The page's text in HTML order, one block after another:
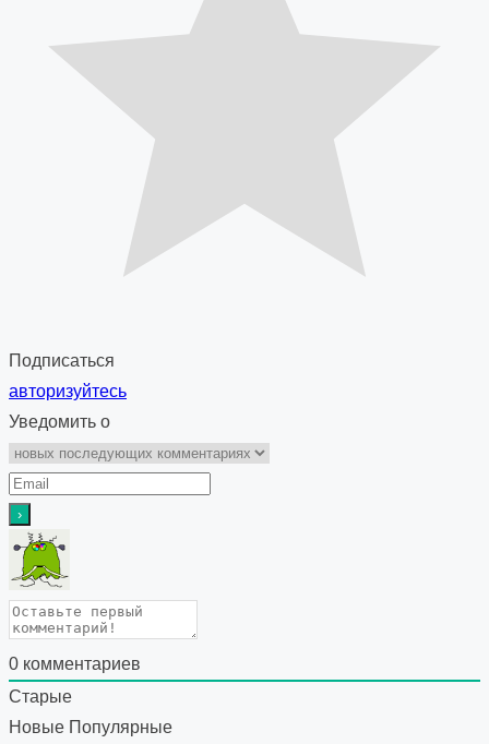
Подписаться
авторизуйтесь
Уведомить о
0 комментариев
Старые
Новые Популярные